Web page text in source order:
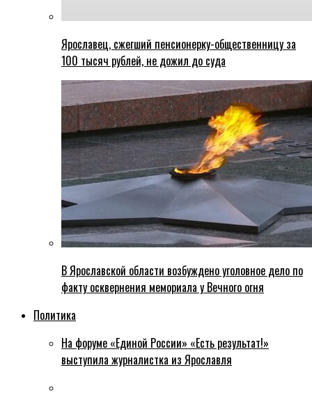
Ярославец, сжегший пенсионерку-общественницу за
100 тысяч рублей, не дожил до суда
В Ярославской области возбуждено уголовное дело по
факту осквернения мемориала у Вечного огня
Политика
На форуме «Единой России» «Есть результат!»
выступила журналистка из Ярославля